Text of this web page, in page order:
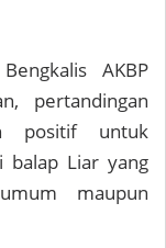
AKBP
pertandingan
positif untuk
balap Liar yang
maupun